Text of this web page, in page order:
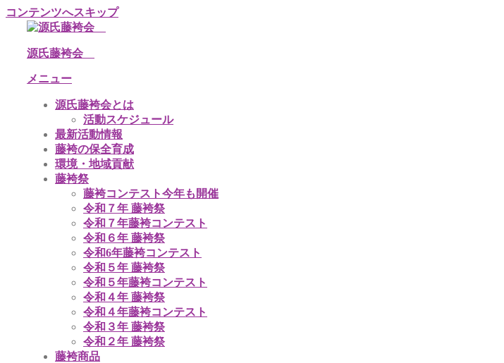
コンテンツへスキップ
源氏藤袴会
メニュー
源氏藤袴会とは
活動スケジュール
最新活動情報
藤袴の保全育成
環境・地域貢献
藤袴祭
藤袴コンテスト今年も開催
令和７年 藤袴祭
令和７年藤袴コンテスト
令和６年 藤袴祭
令和6年藤袴コンテスト
令和５年 藤袴祭
令和５年藤袴コンテスト
令和４年 藤袴祭
令和４年藤袴コンテスト
令和３年 藤袴祭
令和２年 藤袴祭
藤袴商品